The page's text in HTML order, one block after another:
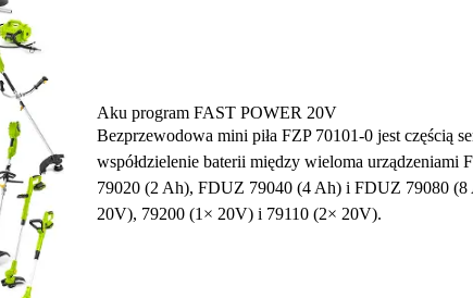
Aku program FAST POWER 20V
Bezprzewodowa mini piła FZP 70101-0 jest częścią
współdzielenie baterii między wieloma
79020 (2 Ah), FDUZ 79040 (4 Ah) i FDUZ 79080
20V), 79200 (1× 20V) i 79110 (2× 20V).